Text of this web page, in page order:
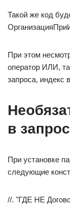
Такой же код
При этом
оператор ИЛИ,
запроса, индекс
в
При установке
следующие
//. "ГДЕ НЕ